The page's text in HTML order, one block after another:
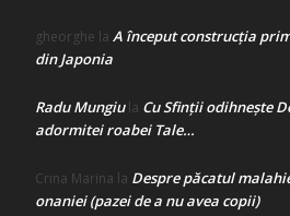
gheorghe la A început construcţia
din Japonia
Radu Mungiula Cu Sfinții odihnește
adormitei roabei Tale…
Crina Marina la Despre păcatul
onaniei (pazei de a nu avea copii)